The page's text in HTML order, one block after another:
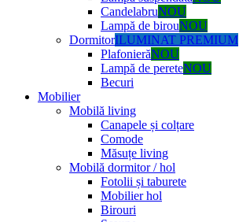
CandelabruNOU
Lampă de birouNOU
DormitorILUMINAT PREMIUM
PlafonierăNOU
Lampă de pereteNOU
Becuri
Mobilier
Mobilă living
Canapele și colțare
Comode
Măsuțe living
Mobilă dormitor / hol
Fotolii și taburete
Mobilier hol
Birouri